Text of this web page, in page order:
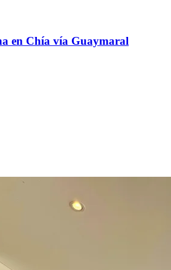
en Chía vía Guaymaral